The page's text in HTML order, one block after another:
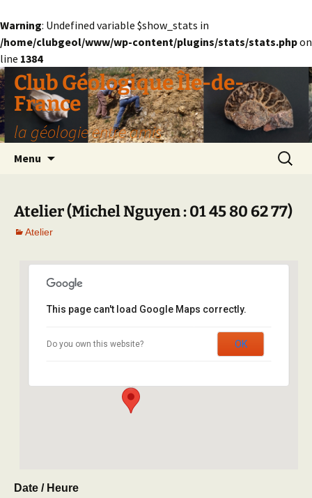
Warning: Undefined variable $show_stats in
/home/clubgeol/www/wp-content/plugins/stats/stats.phpon
line 1384
Aller
au
contenu
Club Géologique Île-de-
France
la géologie entre amis
Menu
Atelier (Michel Nguyen : 01 45 80 62 77)
Atelier
This page can't load Google Maps correctly.
Do you own this website? OK
Date / Heure